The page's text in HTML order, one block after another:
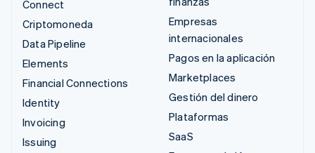
Connect
Criptomoneda
Data Pipeline
Elements
Financial Connections
Identity
Invoicing
Issuing
Empresas
internacionales
Pagos en la aplicación
Marketplaces
Gestión del dinero
Plataformas
SaaS